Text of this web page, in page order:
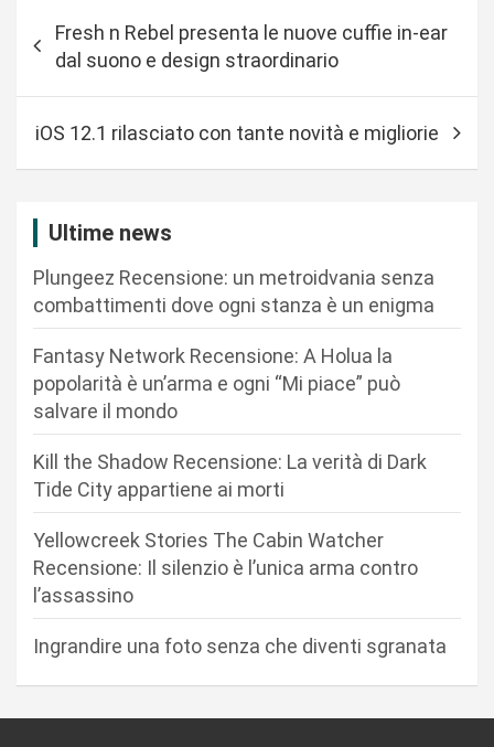
Fresh n Rebel presenta le nuove cuffie in-ear
dal suono e design straordinario
iOS 12.1 rilasciato con tante novità e migliorie
Ultime news
Plungeez Recensione: un metroidvania senza
combattimenti dove ogni stanza è un enigma
Fantasy Network Recensione: A Holua la
popolarità è un’arma e ogni “Mi piace” può
salvare il mondo
Kill the Shadow Recensione: La verità di Dark
Tide City appartiene ai morti
Yellowcreek Stories The Cabin Watcher
Recensione: Il silenzio è l’unica arma contro
l’assassino
Ingrandire una foto senza che diventi sgranata